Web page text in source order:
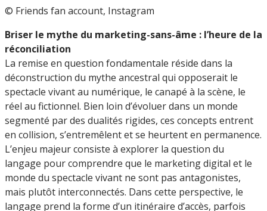
© Friends fan account, Instagram
Briser le mythe du marketing-sans-âme : l’heure de la
réconciliation
La remise en question fondamentale réside dans la
déconstruction du mythe ancestral qui opposerait le
spectacle vivant au numérique, le canapé à la scène, le
réel au fictionnel. Bien loin d’évoluer dans un monde
segmenté par des dualités rigides, ces concepts entrent
en collision, s’entremêlent et se heurtent en permanence.
L’enjeu majeur consiste à explorer la question du
langage pour comprendre que le marketing digital et le
monde du spectacle vivant ne sont pas antagonistes,
mais plutôt interconnectés. Dans cette perspective, le
langage prend la forme d’un itinéraire d’accès, parfois